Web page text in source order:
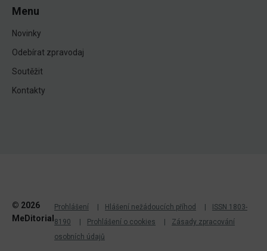
Menu
Novinky
Odebírat zpravodaj
Soutěžit
Kontakty
© 2026
MeDitorial
Prohlášení Hlášení nežádoucích příhod
ISSN 1803-
8190
Prohlášení o cookies
Zásady zpracování
osobních údajů